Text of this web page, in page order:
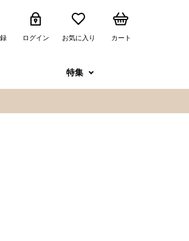
ログイン お気に入り カート
特集